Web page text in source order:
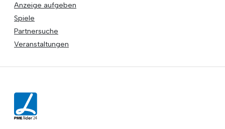
Anzeige aufgeben
Spiele
Partnersuche
Veranstaltungen